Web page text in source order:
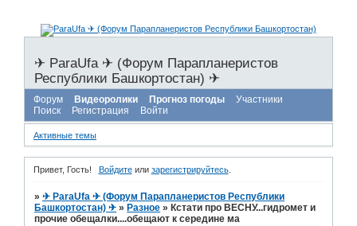
✈ ParaUfa ✈ (Форум Парапланеристов
Республики Башкортостан) ✈
Форум Видеоролики Прогноз погоды
Участники
Поиск
Регистрация Войти
Активные темы
Привет, Гость! Войдитеили зарегистрируйтесь.
»✈ ParaUfa ✈ (Форум Парапланеристов Республики
Башкортостан) ✈ » Разное » Кстати про ВЕСНУ...гидромет и
прочие обещалки....обещают к середине ма